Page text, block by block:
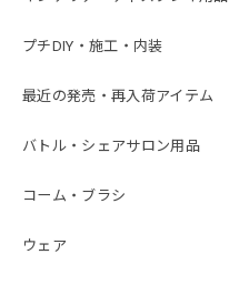
プチDIY・施工・内装
最近の発売・再入荷アイテム
バトル・シェアサロン用品
コーム・ブラシ
ウェア